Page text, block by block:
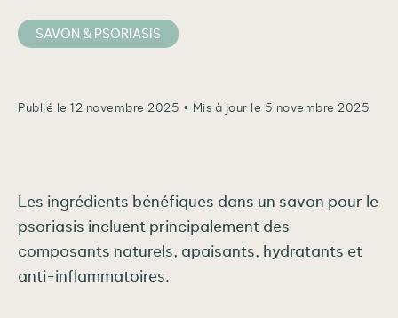
SAVON & PSORIASIS
Publié le 12 novembre 2025 • Mis à jour le 5 novembre 2025
Les ingrédients bénéfiques dans un savon pour le
psoriasis incluent principalement des
composants naturels, apaisants, hydratants et
anti-inflammatoires.